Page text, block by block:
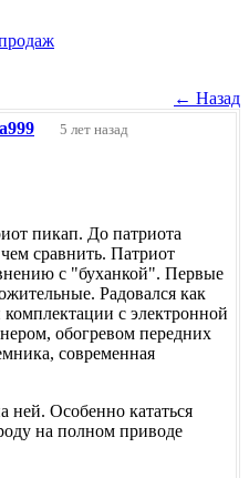
← Назад
5 лет назад
пикап. До патриота
сравнить. Патриот
с "буханкой". Первые
Радовался как
с электронной
обогревом передних
современная
Особенно кататься
на полном приводе